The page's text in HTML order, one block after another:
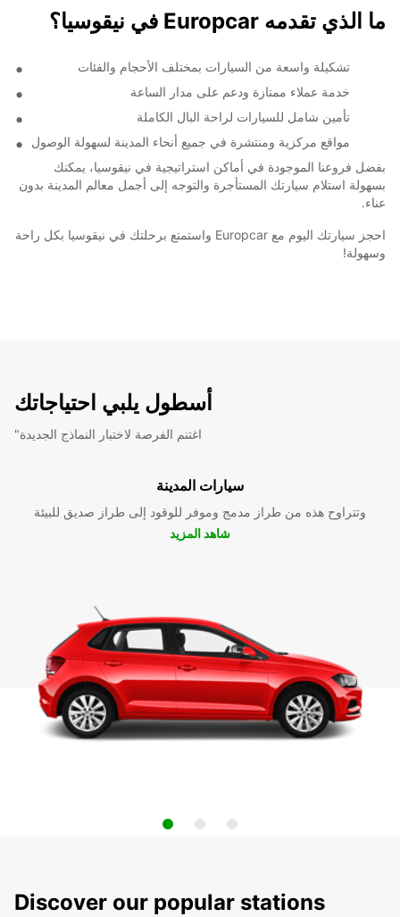
ما الذي تقدمه Europcar في نيقوسيا؟
تشكيلة واسعة من السيارات بمختلف الأحجام والفئات
خدمة عملاء ممتازة ودعم على مدار الساعة
تأمين شامل للسيارات لراحة البال الكاملة
مواقع مركزية ومنتشرة في جميع أنحاء المدينة لسهولة الوصول
بفضل فروعنا الموجودة في أماكن استراتيجية في نيقوسيا، يمكنك
بسهولة استلام سيارتك المستأجرة والتوجه إلى أجمل معالم المدينة بدون
عناء.
احجز سيارتك اليوم مع Europcar واستمتع برحلتك في نيقوسيا بكل راحة
وسهولة!
أسطول يلبي احتياجاتك
"اغتنم الفرصة لاختبار النماذج الجديدة
سيارات المدينة
وتتراوح هذه من طراز مدمج وموفر للوقود إلى طراز صديق للبيئة
شاهد المزيد
Discover our popular stations